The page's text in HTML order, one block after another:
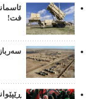
فت!